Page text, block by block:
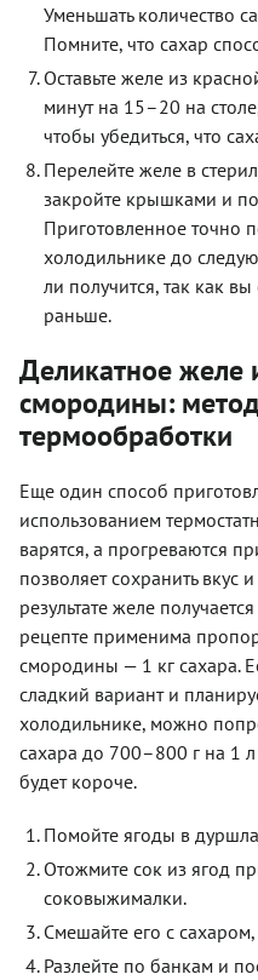
Уменьшать количество
Помните, что сахар
Оставьте желе из
минут на 15–20 на
чтобы убедиться, что
Перелейте желе в
закройте крышками и
Приготовленное точно
холодильнике до
ли получится, так как
раньше.
Деликатное желе
смородины:
термообработки
Еще один способ
использованием
варятся, а прогреваются
позволяет сохранить вкус
результате желе
рецепте применима
смородины — 1 кг сахара.
сладкий вариант и
холодильнике, можно
сахара до 700–800 г на 1
будет короче.
Помойте ягоды в
Отожмите сок из ягод
соковыжималки.
Смешайте его с
Разлейте по банкам и